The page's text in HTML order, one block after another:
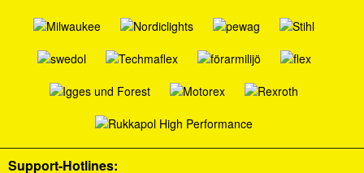
Support-Hotlines: